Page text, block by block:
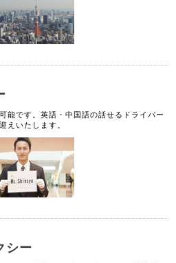
能です。英語・中国語の話せるドライバー
えいたします。
シー